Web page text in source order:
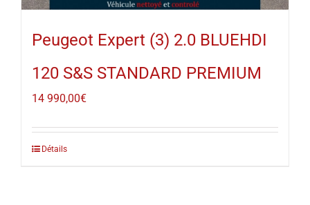
Peugeot Expert (3) 2.0 BLUEHDI
120 S&S STANDARD PREMIUM
14 990,00€
Détails